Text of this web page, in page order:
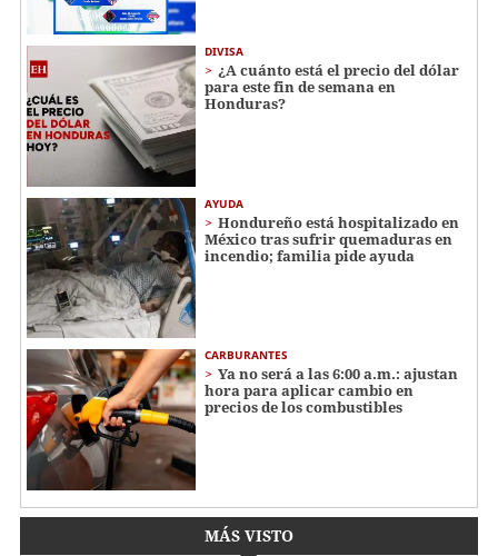
DIVISA
¿A cuánto está el precio del dólar
para este fin de semana en
Honduras?
AYUDA
Hondureño está hospitalizado en
México tras sufrir quemaduras en
incendio; familia pide ayuda
CARBURANTES
Ya no será a las 6:00 a.m.: ajustan
hora para aplicar cambio en
precios de los combustibles
MÁS VISTO